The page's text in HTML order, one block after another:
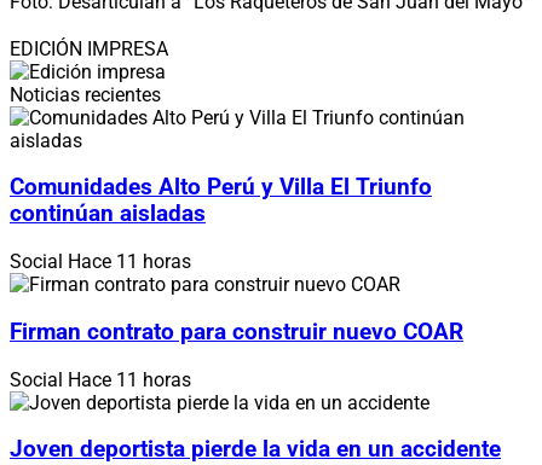
EDICIÓN IMPRESA
Noticias recientes
Comunidades Alto Perú y Villa El Triunfo
continúan aisladas
Social Hace 11 horas
Firman contrato para construir nuevo COAR
Social Hace 11 horas
Joven deportista pierde la vida en un accidente